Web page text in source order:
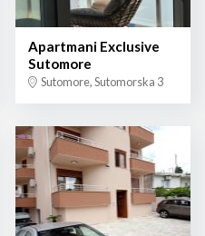
Apartmani Exclusive
Sutomore
Sutomore, Sutomorska 3